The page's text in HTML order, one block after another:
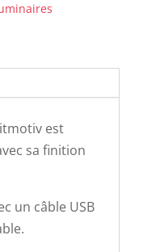
est
sa finition
un câble USB